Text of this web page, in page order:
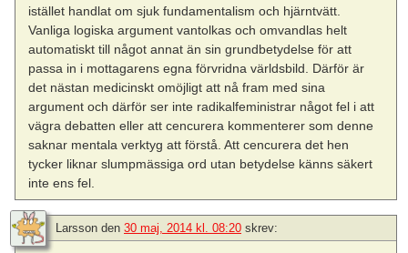
istället handlat om sjuk fundamentalism och hjärntvätt.
Vanliga logiska argument vantolkas och omvandlas helt
automatiskt till något annat än sin grundbetydelse för att
passa in i mottagarens egna förvridna världsbild. Därför är
det nästan medicinskt omöjligt att nå fram med sina
argument och därför ser inte radikalfeministrar något fel i att
vägra debatten eller att cencurera kommenterer som denne
saknar mentala verktyg att förstå. Att cencurera det hen
tycker liknar slumpmässiga ord utan betydelse känns säkert
inte ens fel.
Larsson den 30 maj, 2014 kl. 08:20 skrev: